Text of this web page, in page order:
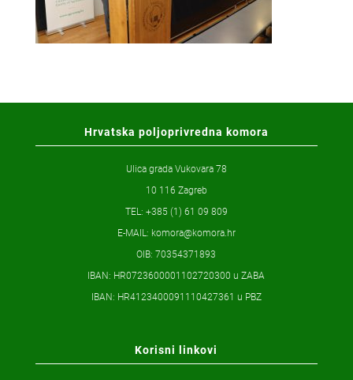
Hrvatska poljoprivredna komora
Ulica grada Vukovara 78
10 116 Zagreb
TEL: +385 (1) 61 09 809
E-MAIL: komora@komora.hr
OIB: 70354371893
IBAN: HR0723600001102720300 u ZABA
IBAN: HR4123400091110427361 u PBZ
Korisni linkovi